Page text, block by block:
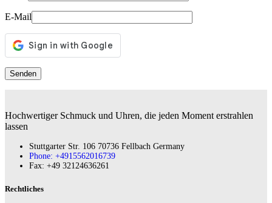
E-Mail
Hochwertiger Schmuck und Uhren, die jeden Moment erstrahlen
lassen
Stuttgarter Str. 106 70736 Fellbach Germany
Phone: +4915562016739
Fax:‪ +49 32124636261
Rechtliches